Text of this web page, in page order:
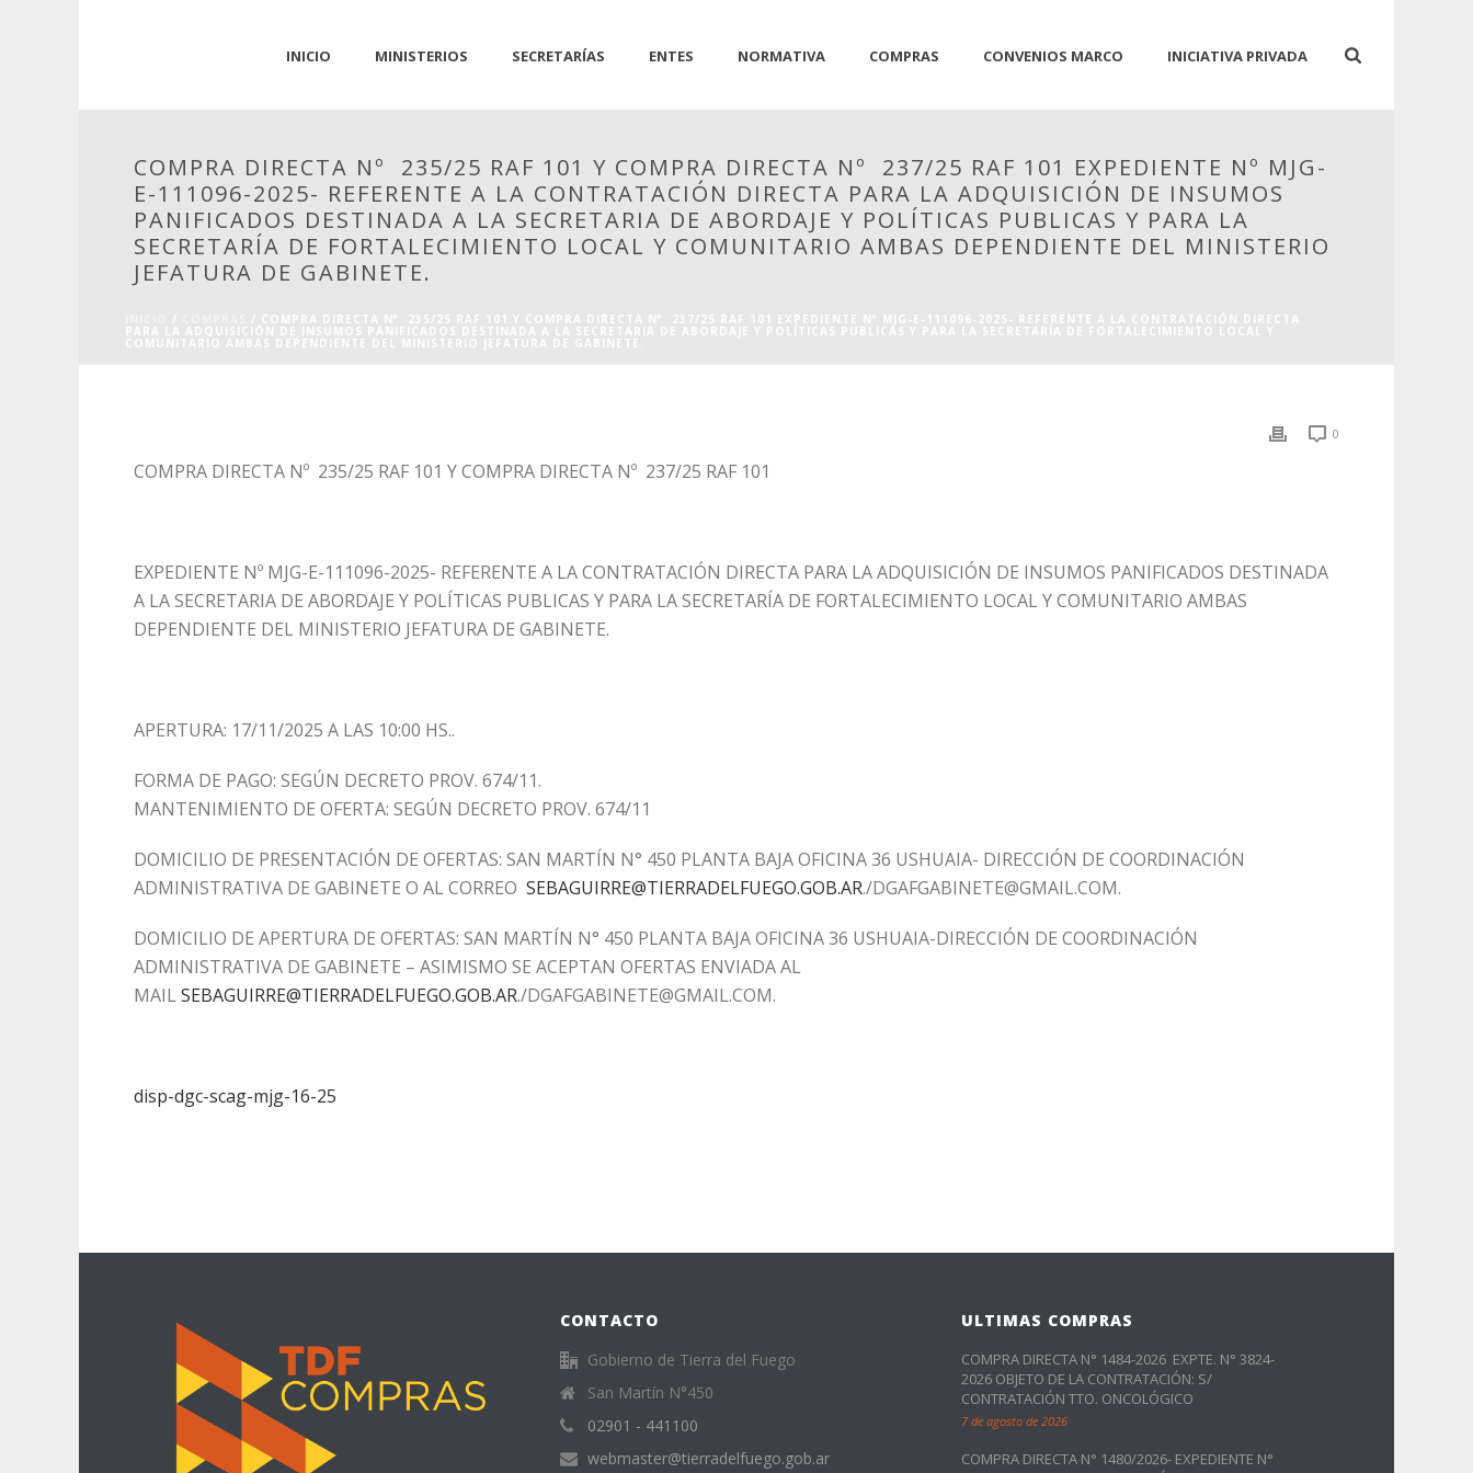
INICIO MINISTERIOS SECRETARÍAS ENTES NORMATIVA COMPRAS CONVENIOS MARCO INICIATIVA PRIVADA
COMPRA DIRECTA Nº 235/25 RAF 101 Y COMPRA DIRECTA Nº 237/25 RAF 101 EXPEDIENTE Nº MJG-
E-111096-2025- REFERENTE A LA CONTRATACIÓN DIRECTA PARA LA ADQUISICIÓN DE INSUMOS
PANIFICADOS DESTINADA A LA SECRETARIA DE ABORDAJE Y POLÍTICAS PUBLICAS Y PARA LA
SECRETARÍA DE FORTALECIMIENTO LOCAL Y COMUNITARIO AMBAS DEPENDIENTE DEL MINISTERIO
JEFATURA DE GABINETE.
0
COMPRA DIRECTA Nº 235/25 RAF 101 Y COMPRA DIRECTA Nº 237/25 RAF 101
EXPEDIENTE Nº MJG-E-111096-2025- REFERENTE A LA CONTRATACIÓN DIRECTA PARA LA ADQUISICIÓN DE INSUMOS PANIFICADOS DESTINADA
A LA SECRETARIA DE ABORDAJE Y POLÍTICAS PUBLICAS Y PARA LA SECRETARÍA DE FORTALECIMIENTO LOCAL Y COMUNITARIO AMBAS
DEPENDIENTE DEL MINISTERIO JEFATURA DE GABINETE.
APERTURA: 17/11/2025 A LAS 10:00 HS..
FORMA DE PAGO: SEGÚN DECRETO PROV. 674/11.
MANTENIMIENTO DE OFERTA: SEGÚN DECRETO PROV. 674/11
DOMICILIO DE PRESENTACIÓN DE OFERTAS: SAN MARTÍN N° 450 PLANTA BAJA OFICINA 36 USHUAIA- DIRECCIÓN DE COORDINACIÓN
ADMINISTRATIVA DE GABINETE O AL CORREO SEBAGUIRRE@TIERRADELFUEGO.GOB.AR./DGAFGABINETE@GMAIL.COM.
DOMICILIO DE APERTURA DE OFERTAS: SAN MARTÍN N° 450 PLANTA BAJA OFICINA 36 USHUAIA-DIRECCIÓN DE COORDINACIÓN
ADMINISTRATIVA DE GABINETE – ASIMISMO SE ACEPTAN OFERTAS ENVIADA AL
MAIL SEBAGUIRRE@TIERRADELFUEGO.GOB.AR./DGAFGABINETE@GMAIL.COM.
disp-dgc-scag-mjg-16-25
CONTACTO
Gobierno de Tierra del Fuego
San Martín N°450
02901 - 441100
webmaster@tierradelfuego.gob.ar
ULTIMAS COMPRAS
COMPRA DIRECTA N° 1484-2026 EXPTE. N° 3824-
2026 OBJETO DE LA CONTRATACIÓN: S/
CONTRATACIÓN TTO. ONCOLÓGICO
7 de agosto de 2026
COMPRA DIRECTA N° 1480/2026- EXPEDIENTE N°